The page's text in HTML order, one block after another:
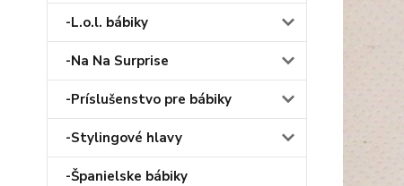
-L.o.l. bábiky
-Na Na Surprise
-Príslušenstvo pre bábiky
-Stylingové hlavy
-Španielske bábiky